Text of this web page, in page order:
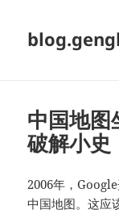
中国地图
破解小史
2006年，
中国地图。这应